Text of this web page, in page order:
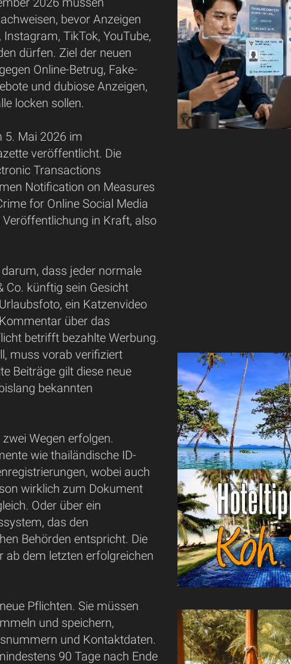
bevor Anzeigen
TikTok, YouTube,
dürfen. Ziel der neuen
Online-Betrug, Fake-
und dubiose Anzeigen,
locken sollen.
5. Mai 2026 im
veröffentlicht. Die
Transactions
Notification on Measures
for Online Social Media
in Kraft, also
dass jeder normale
Co. künftig sein Gesicht
ein Katzenvideo
über das
betrifft bezahlte Werbung.
muss vorab verifiziert
Beiträge gilt diese neue
bekannten
Wegen erfolgen.
wie thailändische ID-
wobei auch
wirklich zum Dokument
Oder über ein
das den
Behörden entspricht. Die
ab dem letzten erfolgreichen
Pflichten. Sie müssen
und speichern,
und Kontaktdaten.
90 Tage nach Ende